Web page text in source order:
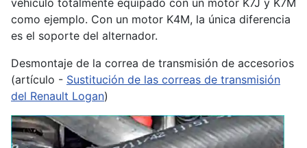
vehículo totalmente equipado con un motor K7J y K7M
como ejemplo. Con un motor K4M, la única diferencia
es el soporte del alternador.
Desmontaje de la correa de transmisión de accesorios
(artículo - Sustitución de las correas de transmisión
del Renault Logan)